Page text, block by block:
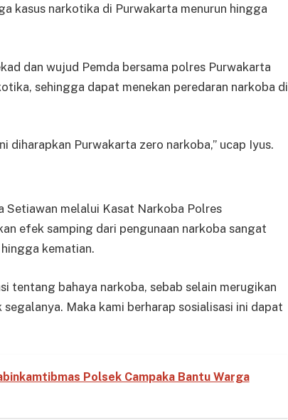
kasus narkotika di Purwakarta menurun hingga
dan wujud Pemda bersama polres Purwakarta
sehingga dapat menekan peredaran narkoba di
diharapkan Purwakarta zero narkoba,” ucap Iyus.
Setiawan melalui Kasat Narkoba Polres
efek samping dari pengunaan narkoba sangat
kematian.
tentang bahaya narkoba, sebab selain merugikan
Maka kami berharap sosialisasi ini dapat
Polsek Campaka Bantu Warga